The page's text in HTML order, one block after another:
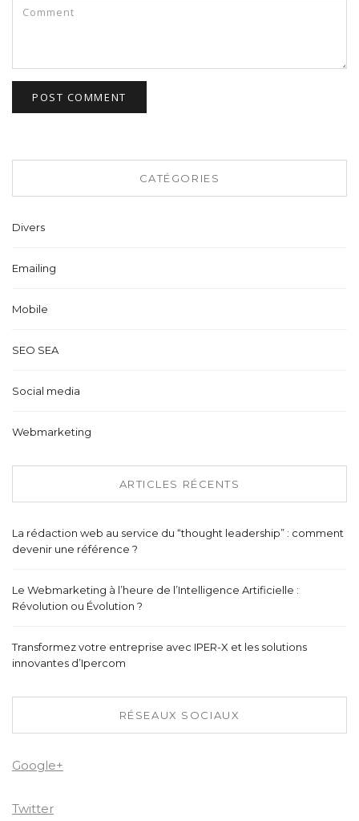
CATÉGORIES
Divers
Emailing
Mobile
SEO SEA
Social media
Webmarketing
ARTICLES RÉCENTS
La rédaction web au service du “thought leadership” : comment
devenir une référence ?
Le Webmarketing à l’heure de l’Intelligence Artificielle :
Révolution ou Évolution ?
Transformez votre entreprise avec IPER-X et les solutions
innovantes d’Ipercom
RÉSEAUX SOCIAUX
Google+
Twitter